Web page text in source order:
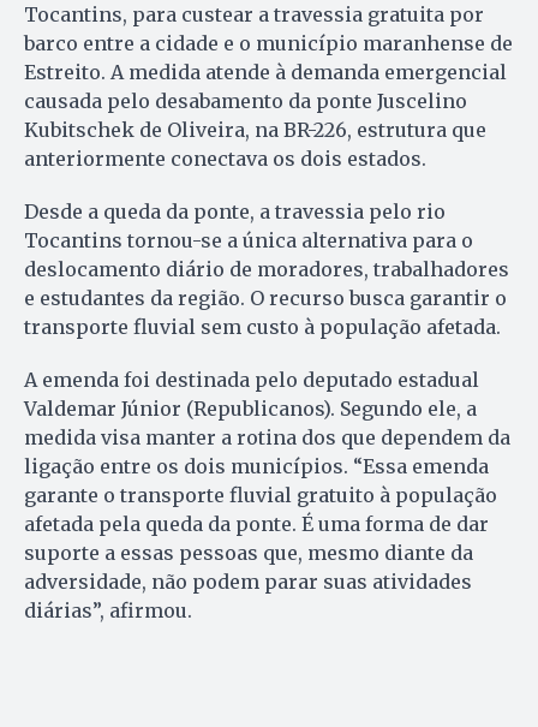
Tocantins, para custear a travessia gratuita por
barco entre a cidade e o município maranhense de
Estreito. A medida atende à demanda emergencial
causada pelo desabamento da ponte Juscelino
Kubitschek de Oliveira, na BR-226, estrutura que
anteriormente conectava os dois estados.
Desde a queda da ponte, a travessia pelo rio
Tocantins tornou-se a única alternativa para o
deslocamento diário de moradores, trabalhadores
e estudantes da região. O recurso busca garantir o
transporte fluvial sem custo à população afetada.
A emenda foi destinada pelo deputado estadual
Valdemar Júnior (Republicanos). Segundo ele, a
medida visa manter a rotina dos que dependem da
ligação entre os dois municípios. “Essa emenda
garante o transporte fluvial gratuito à população
afetada pela queda da ponte. É uma forma de dar
suporte a essas pessoas que, mesmo diante da
adversidade, não podem parar suas atividades
diárias”, afirmou.